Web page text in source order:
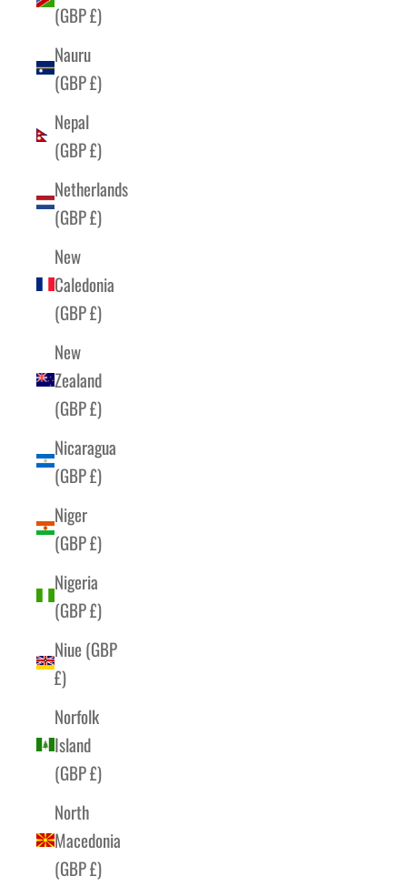
(GBP £)
Nauru
(GBP £)
Nepal
(GBP £)
Netherlands
(GBP £)
New
Caledonia
(GBP £)
New
Zealand
(GBP £)
Nicaragua
(GBP £)
Niger
(GBP £)
Nigeria
(GBP £)
Niue (GBP
£)
Norfolk
Island
(GBP £)
North
Macedonia
(GBP £)